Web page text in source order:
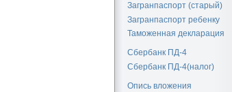
Загранпаспорт (старый)
Загранпаспорт ребенку
Таможенная декларация
Сбербанк ПД-4
Сбербанк ПД-4(налог)
Опись вложения